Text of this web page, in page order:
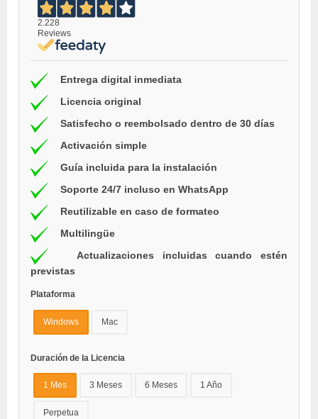
2.228
Reviews
Entrega digital inmediata
Licencia original
Satisfecho o reembolsado dentro de 30 días
Activación simple
Guía incluida para la instalación
Soporte 24/7 incluso en WhatsApp
Reutilizable en caso de formateo
Multilingüe
Actualizaciones incluidas cuando estén
previstas
Plataforma
Windows Mac
Duración de la Licencia
1 Mes 3 Meses 6 Meses 1 Año
Perpetua